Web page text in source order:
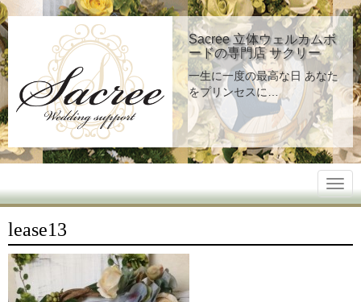
Sacree 立体ウェルカムボ
ードの専門店 サクリー
一生に一度の最高な日 あなた
をプリンセスに…
lease13